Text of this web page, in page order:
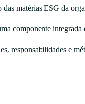
matérias ESG da
componente integrada
responsabilidades e